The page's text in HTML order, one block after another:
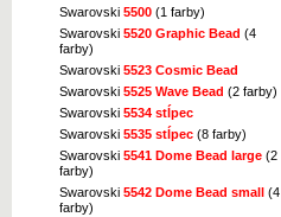
Swarovski 5500 (1 farby)
Swarovski 5520 Graphic Bead (4
farby)
Swarovski 5523 Cosmic Bead
Swarovski 5525 Wave Bead (2 farby)
Swarovski 5534 stĺpec
Swarovski 5535 stĺpec (8 farby)
Swarovski 5541 Dome Bead large (2
farby)
Swarovski 5542 Dome Bead small (4
farby)